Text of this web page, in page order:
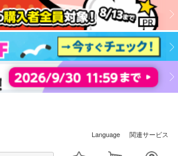
Language 関連サービス